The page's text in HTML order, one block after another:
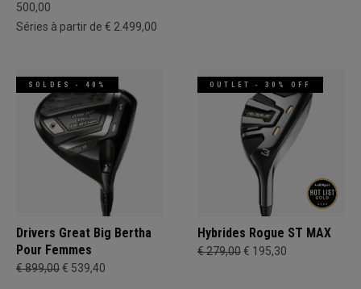
500,00
Séries à partir de € 2.499,00
SOLDES - 40%
Drivers Great Big Bertha
Pour Femmes
€ 899,00€ 539,40
OUTLET - 30% OFF
Hybrides Rogue ST MAX
€ 279,00€ 195,30